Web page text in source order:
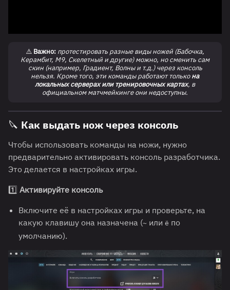
⚠️ Важно: протестировать разные виды ножей (Бабочка,
Керамбит, M9, Скелетный и другие) можно, но сменить сам
скин (например, Градиент, Волны и т.д.) через консоль
нельзя. Кроме того, эти команды работают толькона
локальных серверах или тренировочных картах, в
официальном матчмейкинге они недоступны.
🔪 Как выдать нож через консоль
Чтобы использовать команды на ножи, нужно
предварительно активировать консоль разработчика.
Это делается в настройках игры.
1️⃣ Активируйте консоль
Включите её в настройках игры и проверьте, на
какую клавишу она назначена (~ или ё по
умолчанию).